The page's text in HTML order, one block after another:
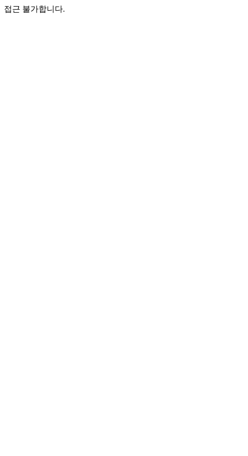
접근 불가합니다.